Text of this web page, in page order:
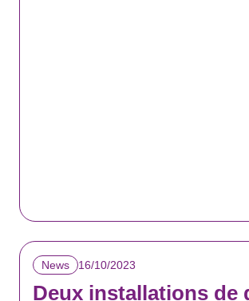
News 16/10/2023
Deux installations de